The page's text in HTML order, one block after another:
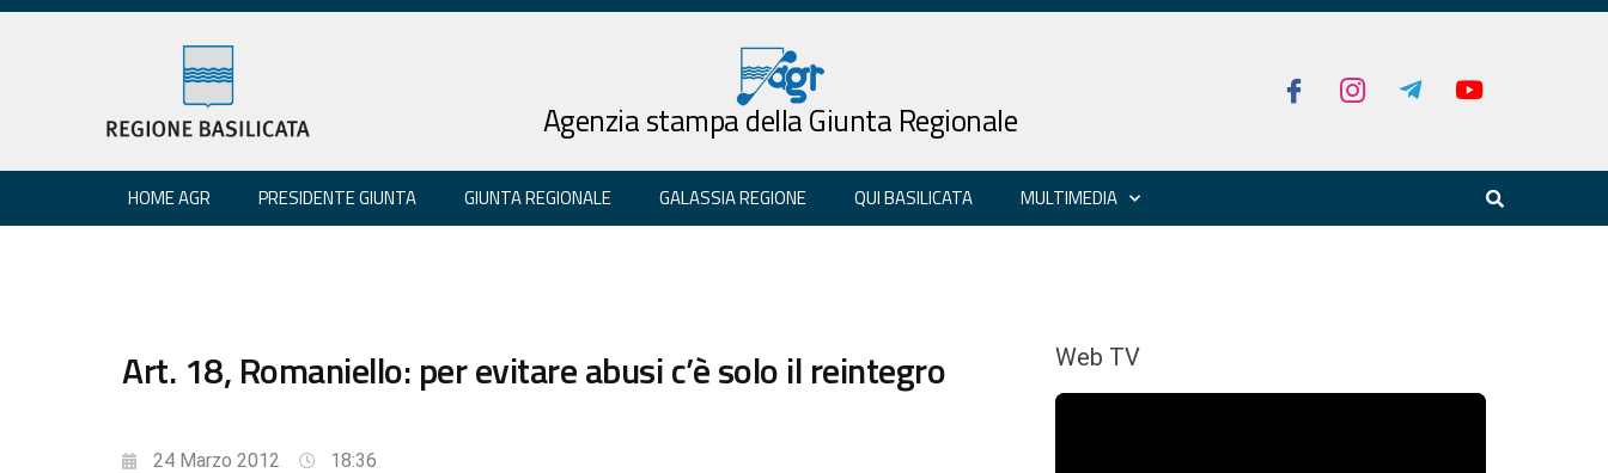
Agenzia stampa della Giunta Regionale
HOME AGR PRESIDENTE GIUNTA GIUNTA REGIONALE GALASSIA REGIONE QUI BASILICATA MULTIMEDIA
Art. 18, Romaniello: per evitare abusi c’è solo il reintegro
24 Marzo 2012 18:36
Web TV